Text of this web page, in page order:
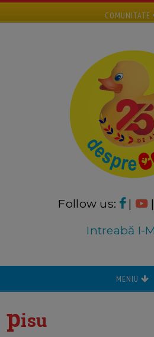
COMUNITATE
Follow us: | |
Intreabă I-
MENIU
pisu